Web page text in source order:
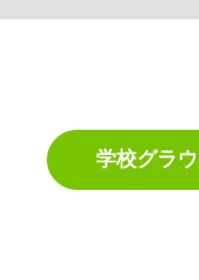
学校グラ